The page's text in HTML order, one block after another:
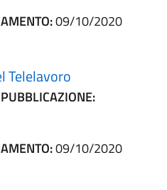
09/10/2020
Telelavoro
09/10/2020